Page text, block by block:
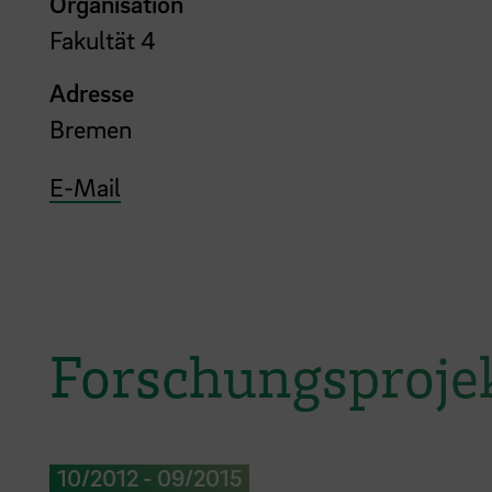
Fakultät 4
Adresse
Bremen
E-Mail
10/2012- 09/2015